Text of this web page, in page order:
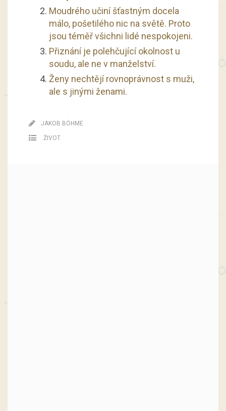
Moudrého učiní šťastným docela
málo, pošetilého nic na světě. Proto
jsou téměř všichni lidé nespokojeni.
Přiznání je polehčující okolnost u
soudu, ale ne v manželství.
Ženy nechtějí rovnoprávnost s muži,
ale s jinými ženami.
JAKOB BÖHME
ŽIVOT